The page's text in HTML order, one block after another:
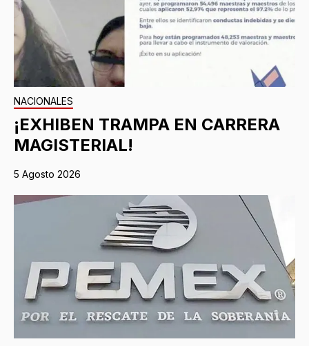
NACIONALES
¡EXHIBEN TRAMPA EN CARRERA
MAGISTERIAL!
5 Agosto 2026